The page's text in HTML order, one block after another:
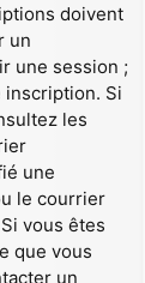
doivent
un
une session ;
Si
les
une
le courrier
vous êtes
que vous
un